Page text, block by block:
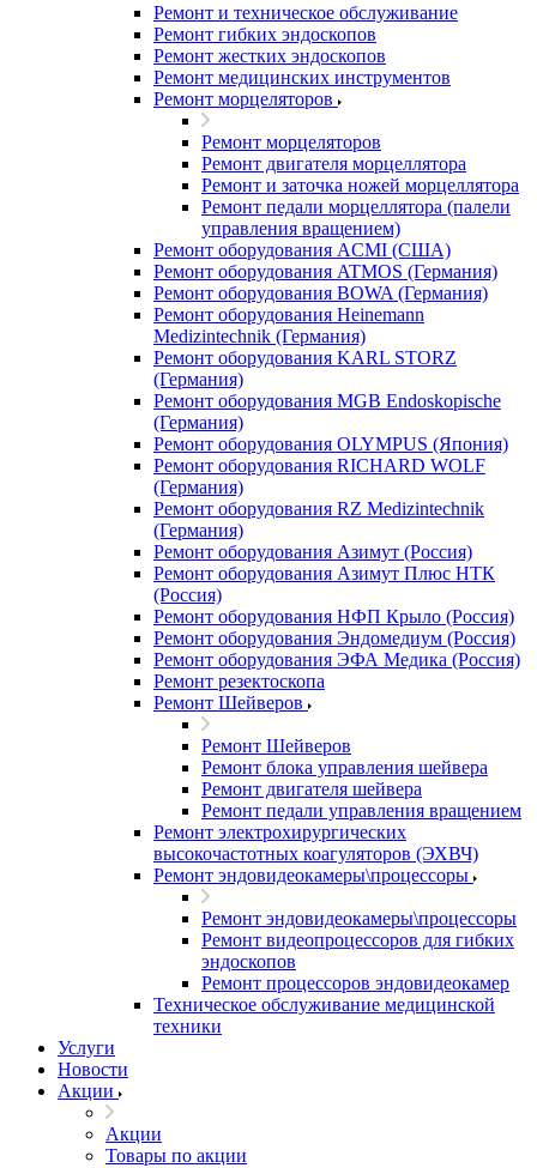
Ремонт и техническое обслуживание
Ремонт гибких эндоскопов
Ремонт жестких эндоскопов
Ремонт медицинских инструментов
Ремонт морцеляторов
Ремонт морцеляторов
Ремонт двигателя морцеллятора
Ремонт и заточка ножей морцеллятора
Ремонт педали морцеллятора (палели
управления вращением)
Ремонт оборудования ACMI (США)
Ремонт оборудования ATMOS (Германия)
Ремонт оборудования BOWA (Германия)
Ремонт оборудования Heinemann
Medizintechnik (Германия)
Ремонт оборудования KARL STORZ
(Германия)
Ремонт оборудования MGB Endoskopische
(Германия)
Ремонт оборудования OLYMPUS (Япония)
Ремонт оборудования RICHARD WOLF
(Германия)
Ремонт оборудования RZ Medizintechnik
(Германия)
Ремонт оборудования Азимут (Россия)
Ремонт оборудования Азимут Плюс НТК
(Россия)
Ремонт оборудования НФП Крыло (Россия)
Ремонт оборудования Эндомедиум (Россия)
Ремонт оборудования ЭФА Медика (Россия)
Ремонт резектоскопа
Ремонт Шейверов
Ремонт Шейверов
Ремонт блока управления шейвера
Ремонт двигателя шейвера
Ремонт педали управления вращением
Ремонт электрохирургических
высокочастотных коагуляторов (ЭХВЧ)
Ремонт эндовидеокамеры\процессоры
Ремонт эндовидеокамеры\процессоры
Ремонт видеопроцессоров для гибких
эндоскопов
Ремонт процессоров эндовидеокамер
Техническое обслуживание медицинской
техники
Услуги
Новости
Акции
Акции
Товары по акции